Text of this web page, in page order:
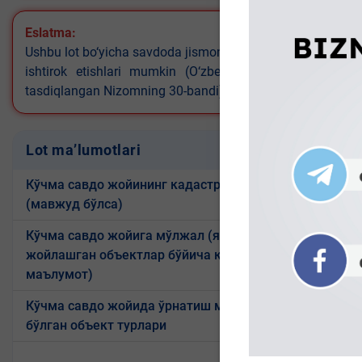
Eslatma:
Ushbu lot bo‘yicha savdoda jismoniy shaxslar ishtirok
ishtirok etishlari mumkin (O‘zbekiston Respublikasi
tasdiqlangan Nizomning 30-bandi)
Lot ma’lumotlari
Кўчма савдо жойининг кадастр коди
(мавжуд бўлса)
Кўчма савдо жойига мўлжал (яқинида
жойлашган объектлар бўйича қисқа
маълумот)
M-39
Кўчма савдо жойида ўрнатиш мумкин
бўлган объект турлари
texnik